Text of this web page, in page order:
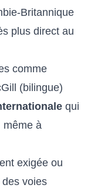
Britannique
plus direct au
comme
(bilingue)
qui
même à
exigée ou
voies